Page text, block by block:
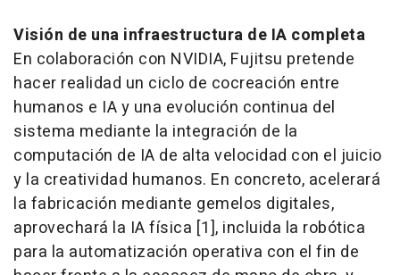
Visión de una infraestructura de IA completa
En colaboración con NVIDIA, Fujitsu pretende
hacer realidad un ciclo de cocreación entre
humanos e IA y una evolución continua del
sistema mediante la integración de la
computación de IA de alta velocidad con el juicio
y la creatividad humanos. En concreto, acelerará
la fabricación mediante gemelos digitales,
aprovechará la IA física [1], incluida la robótica
para la automatización operativa con el fin de